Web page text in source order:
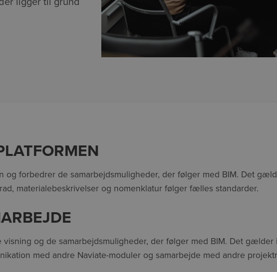
og forbedrer de samarbejdsmuligheder, der følger med BIM. Det
materialebeskrivelser og nomenklatur følger fælles standarder.
og de samarbejdsmuligheder, der følger med BIM. Det
med andre Naviate-moduler og samarbejde med andre